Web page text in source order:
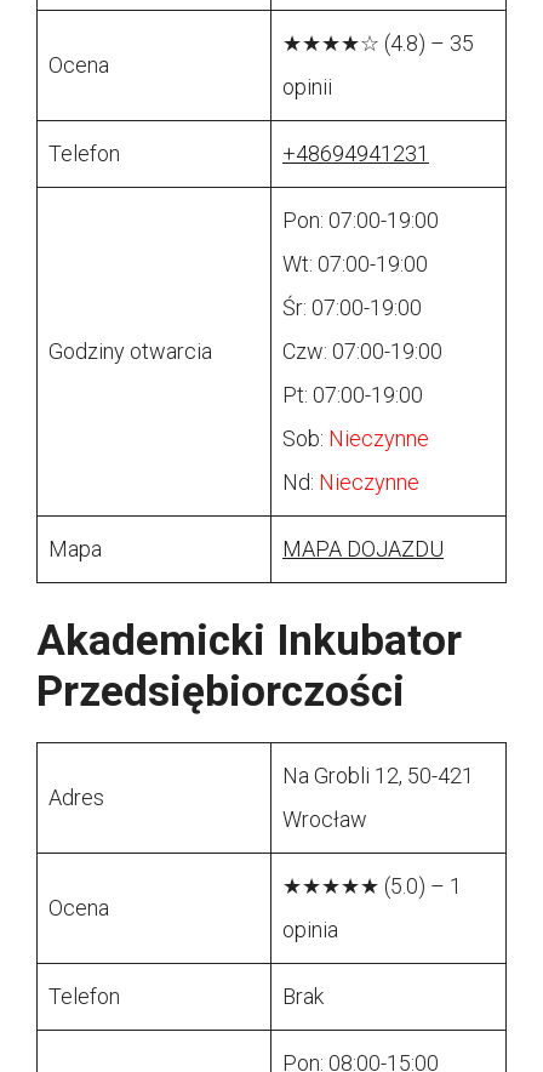
Ocena
★★★★☆ (4.8) – 35
opinii
Telefon +48694941231
Godziny otwarcia
Pon: 07:00-19:00
Wt: 07:00-19:00
Śr: 07:00-19:00
Czw: 07:00-19:00
Pt: 07:00-19:00
Sob: Nieczynne
Nd: Nieczynne
Mapa MAPA DOJAZDU
Akademicki Inkubator
Przedsiębiorczości
Adres
Na Grobli 12, 50-421
Wrocław
Ocena
★★★★★ (5.0) – 1
opinia
Telefon Brak
Pon: 08:00-15:00